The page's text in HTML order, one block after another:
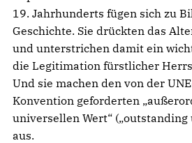
19. Jahrhunderts fügen sich zu
Geschichte. Sie drückten das
und unterstrichen damit ein
die Legitimation fürstlicher
Und sie machen den von der
Konvention geforderten
universellen Wert“ („outstanding
aus.